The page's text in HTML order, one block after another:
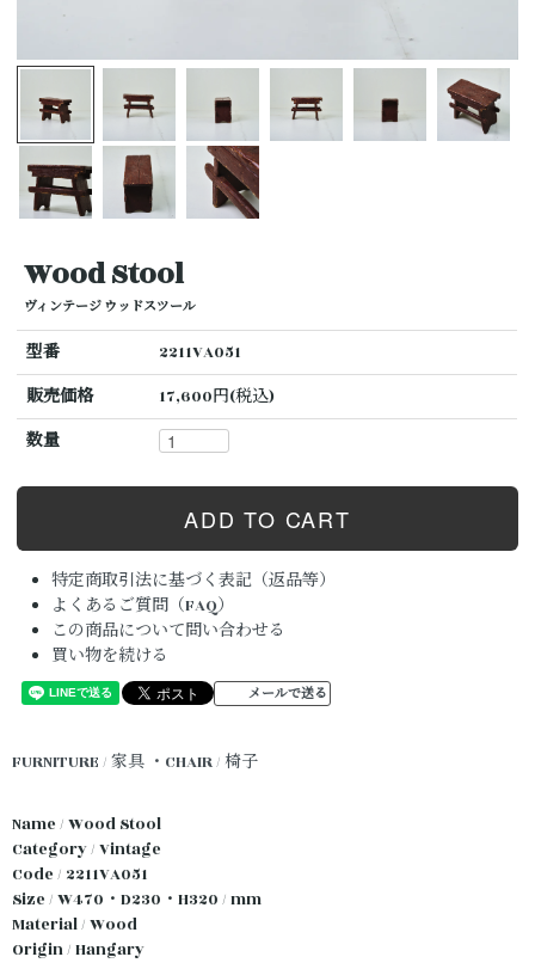
Wood Stool
ヴィンテージ ウッドスツール
型番
2211VA051
販売価格
17,600円(税込)
数量
特定商取引法に基づく表記（返品等）
よくあるご質問（FAQ）
この商品について問い合わせる
買い物を続ける
メールで送る
FURNITURE / 家具 ・CHAIR / 椅子
Name / Wood Stool
Category / Vintage
Code / 2211VA051
Size / W470・D230・H320 / mm
Material / Wood
Origin / Hangary